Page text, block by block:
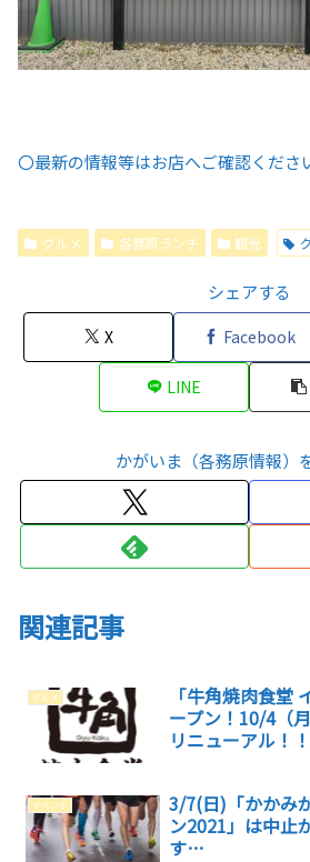
〇最新の情報等はお店へご確認くださ
グルメ 各務原ランチ 観光
シェアする
X Facebook
LINE
かがいま（各務原情報）
関連記事
グルメ
「牛角焼肉食堂
ープン！10/4（
リニューアル！！
イベント
3/7(日)「かかみ
ン2021」は中止
す…